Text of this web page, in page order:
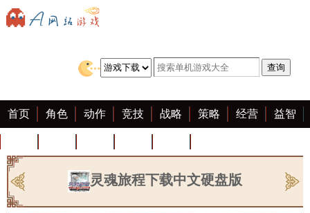
首页 角色 动作 竞技 战略 策略 经营 益智
灵魂旅程下载中文硬盘版